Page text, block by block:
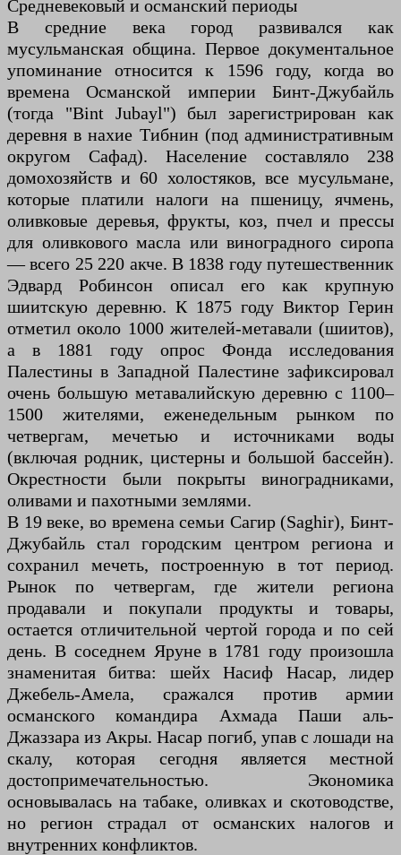
Средневековый и османский периоды
В средние века город развивался как
мусульманская община. Первое документальное
упоминание относится к 1596 году, когда во
времена Османской империи Бинт-Джубайль
(тогда "Bint Jubayl") был зарегистрирован как
деревня в нахие Тибнин (под административным
округом Сафад). Население составляло 238
домохозяйств и 60 холостяков, все мусульмане,
которые платили налоги на пшеницу, ячмень,
оливковые деревья, фрукты, коз, пчел и прессы
для оливкового масла или виноградного сиропа
— всего 25 220 акче. В 1838 году путешественник
Эдвард Робинсон описал его как крупную
шиитскую деревню. К 1875 году Виктор Герин
отметил около 1000 жителей-метавали (шиитов),
а в 1881 году опрос Фонда исследования
Палестины в Западной Палестине зафиксировал
очень большую метавалийскую деревню с 1100–
1500 жителями, еженедельным рынком по
четвергам, мечетью и источниками воды
(включая родник, цистерны и большой бассейн).
Окрестности были покрыты виноградниками,
оливами и пахотными землями.
В 19 веке, во времена семьи Сагир (Saghir), Бинт-
Джубайль стал городским центром региона и
сохранил мечеть, построенную в тот период.
Рынок по четвергам, где жители региона
продавали и покупали продукты и товары,
остается отличительной чертой города и по сей
день. В соседнем Яруне в 1781 году произошла
знаменитая битва: шейх Насиф Насар, лидер
Джебель-Амела, сражался против армии
османского командира Ахмада Паши аль-
Джаззара из Акры. Насар погиб, упав с лошади на
скалу, которая сегодня является местной
достопримечательностью. Экономика
основывалась на табаке, оливках и скотоводстве,
но регион страдал от османских налогов и
внутренних конфликтов.